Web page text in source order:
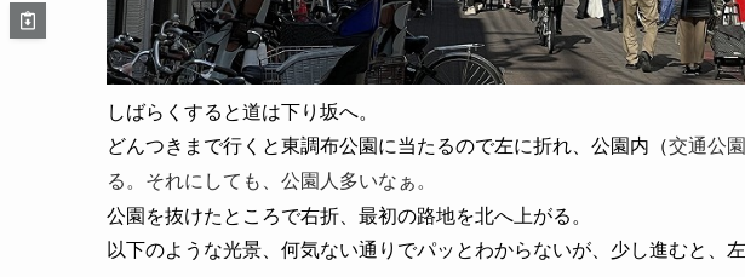
しばらくすると道は下り坂へ。
どんつきまで行くと東調布公園に当たるので左に折れ、公園内（交通公
る。それにしても、公園人多いなぁ。
公園を抜けたところで右折、最初の路地を北へ上がる。
以下のような光景、何気ない通りでパッとわからないが、少し進むと、